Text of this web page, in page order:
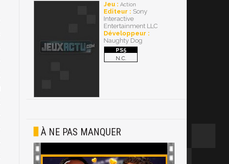
Jeu : Action
Editeur : Sony
Interactive
Entertainment LLC
Développeur :
Naughty Dog
N.C.
À NE PAS MANQUER